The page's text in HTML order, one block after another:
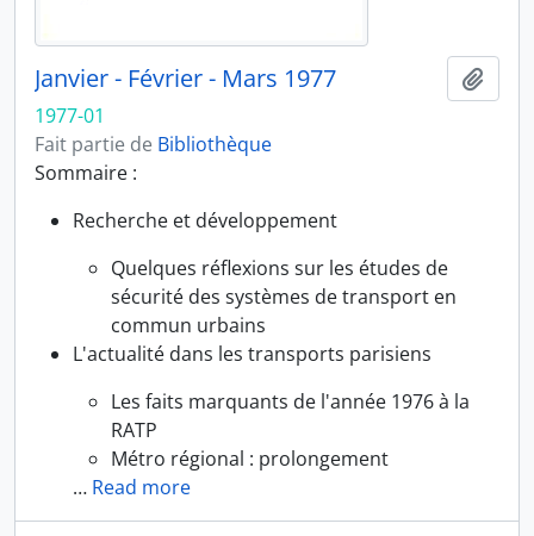
Janvier - Février - Mars 1977
1977-01
Fait partie de Bibliothèque
Sommaire :
Recherche et développement
Quelques réflexions sur les études de
sécurité des systèmes de transport en
commun urbains
L'actualité dans les transports parisiens
Les faits marquants de l'année 1976 à la
RATP
Métro régional : prolongement
… Read more